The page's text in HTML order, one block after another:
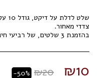
בהזמנת 3 שלטים, של רביעי חינם
₪10
₪20
-50%